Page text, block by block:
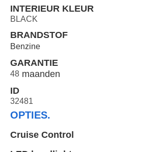
INTERIEUR KLEUR
BLACK
BRANDSTOF
Benzine
GARANTIE
48
ID
32481
OPTIES.
Cruise Control